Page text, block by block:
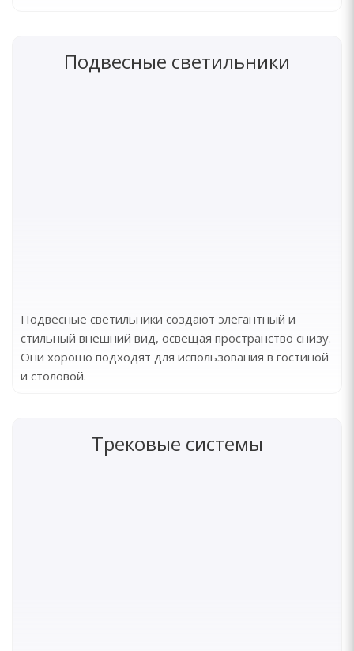
Подвесные светильники
Подвесные светильники создают элегантный и
стильный внешний вид, освещая пространство снизу.
Они хорошо подходят для использования в гостиной
и столовой.
Трековые системы